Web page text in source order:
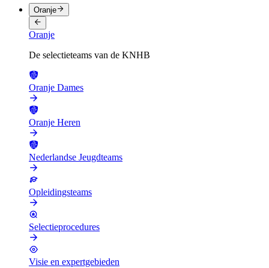
Oranje
Oranje
De selectieteams van de KNHB
Oranje Dames
Oranje Heren
Nederlandse Jeugdteams
Opleidingsteams
Selectieprocedures
Visie en expertgebieden